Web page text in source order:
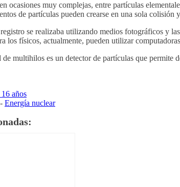
ocasiones muy complejas, entre partículas
de partículas pueden crearse en una sola
se realizaba utilizando medios fotográficos y
los físicos, actualmente, pueden utilizar
multihilos es un detector de partículas que
años
- Energía nuclear